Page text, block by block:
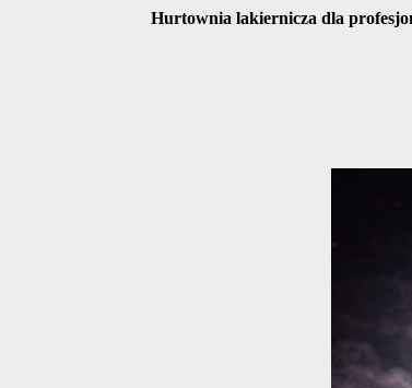
Hurtownia lakiernicza dla